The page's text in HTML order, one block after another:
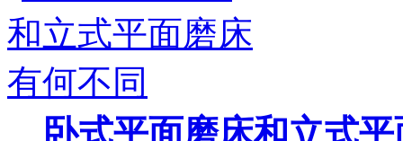
卧式平面磨床和立式